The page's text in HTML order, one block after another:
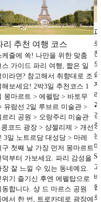
리 추천 여행 코스
케줄에 쏙! 나만을 위한 맞춤
스 가이드 파리 여행, 짧은 일
이라면? 참고해서 취향대로 조
해보세요! 2박3일 추천코스 1
몽마르트 > 에펠탑 > 바토무
유람선 2일 루브르 미술관 >
르리 공원 > 오랑주리 미술관
코드 광장 > 샹젤리제 > 개선
3일 노트르담 대성당 > 마레
구 첫째 날 가장 먼저 몽마르트
덕부터 가보세요. 파리 감성을
장 잘 느낄 수 있는 동네예요.
위기 즐기신 후엔 에펠탑으로
동합니다. 샹 드 마르스 공원
에서 한 번, 트로카데로 광장에